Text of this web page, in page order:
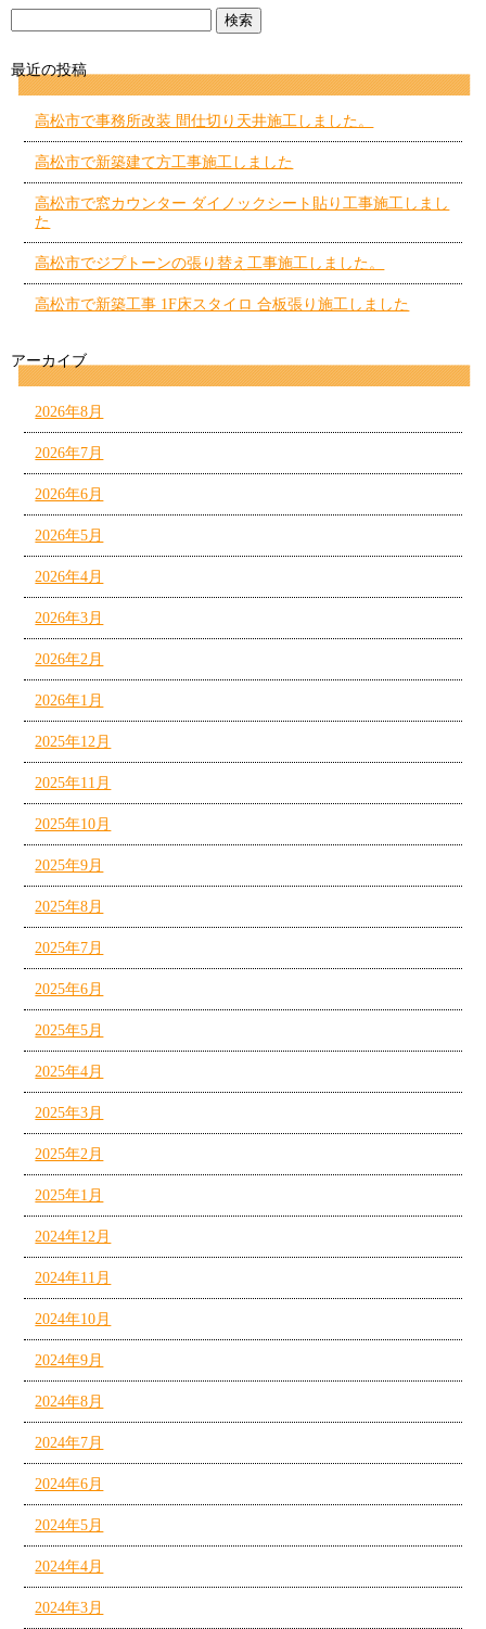
最近の投稿
高松市で事務所改装 間仕切り天井施工しました。
高松市で新築建て方工事施工しました
高松市で窓カウンター ダイノックシート貼り工事施工しまし
た
高松市でジプトーンの張り替え工事施工しました。
高松市で新築工事 1F床スタイロ 合板張り施工しました
アーカイブ
2026年8月
2026年7月
2026年6月
2026年5月
2026年4月
2026年3月
2026年2月
2026年1月
2025年12月
2025年11月
2025年10月
2025年9月
2025年8月
2025年7月
2025年6月
2025年5月
2025年4月
2025年3月
2025年2月
2025年1月
2024年12月
2024年11月
2024年10月
2024年9月
2024年8月
2024年7月
2024年6月
2024年5月
2024年4月
2024年3月